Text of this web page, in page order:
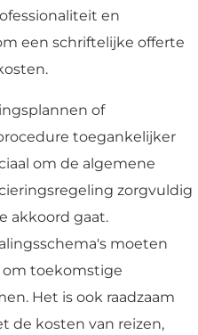
en
een schriftelijke offerte
of
toegankelijker
om de algemene
zorgvuldig
akkoord gaat.
moeten
toekomstige
Het is ook raadzaam
de kosten van reizen,